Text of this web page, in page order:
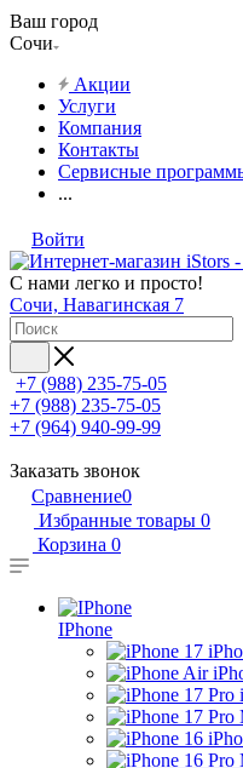
Ваш город
Сочи
Акции
Услуги
Компания
Контакты
Сервисные
...
Войти
С нами легко и просто!
Сочи, Навагинская 7
+7 (988) 235-75-05
+7 (988) 235-75-05
+7 (964) 940-99-99
Заказать звонок
Сравнение0
Избранные товары 0
Корзина 0
IPhone